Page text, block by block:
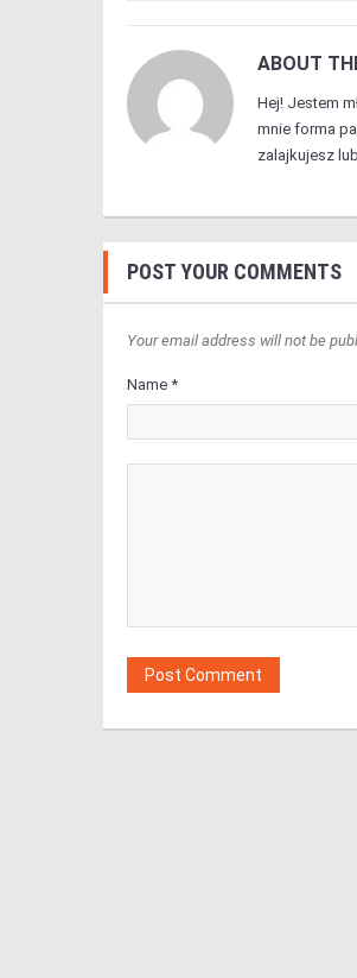
ABOUT
Hej! Jestem
mnie forma
zalajkujesz
POST YOUR COMMENTS
Your email address will not be
Name *